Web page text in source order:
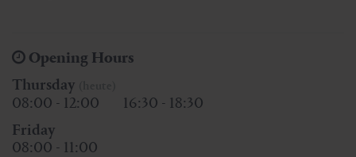
Opening Hours
Thursday
08:00 - 12:00
16:30 - 18:30
Friday
08:00 - 11:00